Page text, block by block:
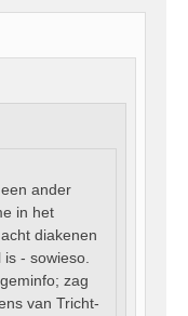
ander
in het
diakenen
- sowieso.
zag
van Tricht-